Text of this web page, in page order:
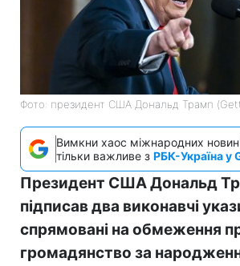
Фото: президент США Дональд Трамп
Вимкни хаос міжнародних
тільки важливе з РБК-Україна у
Президент США Дональд
підписав два виконавчі
спрямовані на обмеження
громадянство за